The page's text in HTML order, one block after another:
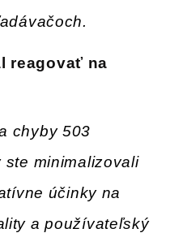
reagovať na
chyby 503
ste minimalizovali
účinky na
a používateľský